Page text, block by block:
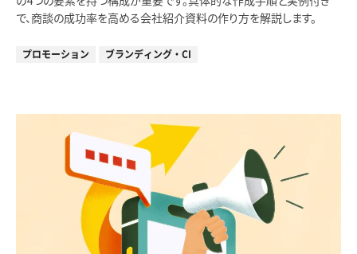
で、商談の成功率を高める会社紹介資料の作り方を解説します。
プロモーション ブランディング・CI